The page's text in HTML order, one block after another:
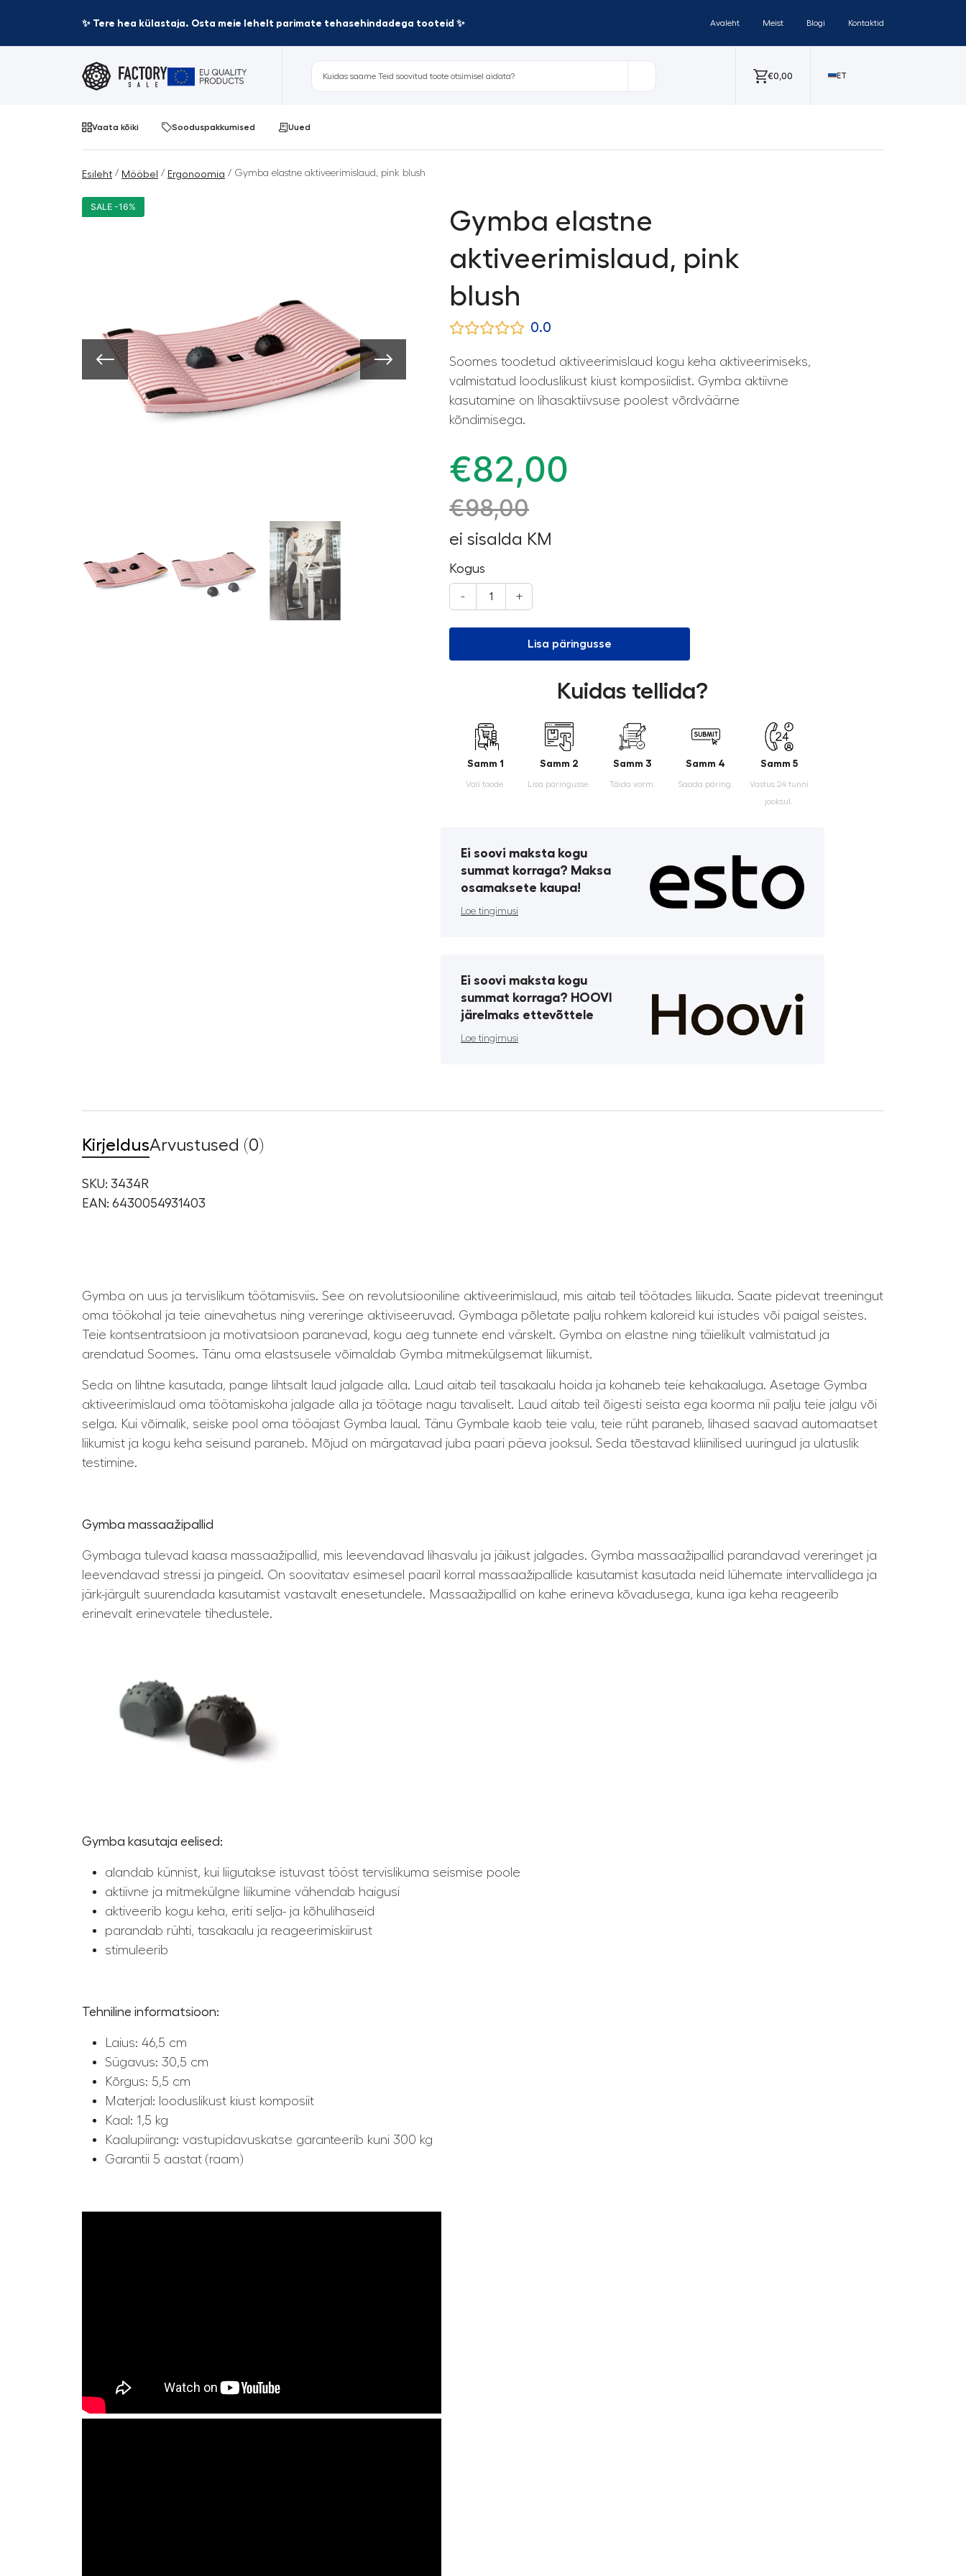
✨ Tere hea külastaja. Osta meie lehelt parimate tehasehindadega tooteid ✨ Avaleht Meist Blogi Kontaktid
€0,00 ET
Vaata kõiki Sooduspakkumised Uued
Esileht / Mööbel / Ergonoomia / Gymba elastne aktiveerimislaud, pink blush
SALE -16%
Gymba elastne
aktiveerimislaud, pink
blush
0.0
Soomes toodetud aktiveerimislaud kogu keha aktiveerimiseks,
valmistatud looduslikust kiust komposiidist. Gymba aktiivne
kasutamine on lihasaktiivsuse poolest võrdväärne
kõndimisega.
€82,00
€98,00
ei sisalda KM
Kogus
- +
Lisa päringusse
Kuidas tellida?
Samm 1
Vali toode.
Samm 2
Lisa päringusse.
Samm 3
Täida vorm.
Samm 4
Saada päring.
Samm 5
Vastus 24 tunni
jooksul.
Ei soovi maksta kogu
summat korraga? Maksa
osamaksete kaupa!
Loe tingimusi
Ei soovi maksta kogu
summat korraga? HOOVI
järelmaks ettevõttele
Loe tingimusi
KirjeldusArvustused (0)
SKU: 3434R
EAN: 6430054931403
Gymba on uus ja tervislikum töötamisviis. See on revolutsiooniline aktiveerimislaud, mis aitab teil töötades liikuda. Saate pidevat treeningut
oma töökohal ja teie ainevahetus ning vereringe aktiviseeruvad. Gymbaga põletate palju rohkem kaloreid kui istudes või paigal seistes.
Teie kontsentratsioon ja motivatsioon paranevad, kogu aeg tunnete end värskelt. Gymba on elastne ning täielikult valmistatud ja
arendatud Soomes. Tänu oma elastsusele võimaldab Gymba mitmekülgsemat liikumist.
Seda on lihtne kasutada, pange lihtsalt laud jalgade alla. Laud aitab teil tasakaalu hoida ja kohaneb teie kehakaaluga. Asetage Gymba
aktiveerimislaud oma töötamiskoha jalgade alla ja töötage nagu tavaliselt. Laud aitab teil õigesti seista ega koorma nii palju teie jalgu või
selga. Kui võimalik, seiske pool oma tööajast Gymba laual. Tänu Gymbale kaob teie valu, teie rüht paraneb, lihased saavad automaatset
liikumist ja kogu keha seisund paraneb. Mõjud on märgatavad juba paari päeva jooksul. Seda tõestavad kliinilised uuringud ja ulatuslik
testimine.
Gymba massaažipallid
Gymbaga tulevad kaasa massaažipallid, mis leevendavad lihasvalu ja jäikust jalgades. Gymba massaažipallid parandavad vereringet ja
leevendavad stressi ja pingeid. On soovitatav esimesel paaril korral massaažipallide kasutamist kasutada neid lühemate intervallidega ja
järk-järgult suurendada kasutamist vastavalt enesetundele. Massaažipallid on kahe erineva kõvadusega, kuna iga keha reageerib
erinevalt erinevatele tihedustele.
Gymba kasutaja eelised:
alandab künnist, kui liigutakse istuvast tööst tervislikuma seismise poole
aktiivne ja mitmekülgne liikumine vähendab haigusi
aktiveerib kogu keha, eriti selja- ja kõhulihaseid
parandab rühti, tasakaalu ja reageerimiskiirust
stimuleerib
Tehniline informatsioon:
Laius: 46,5 cm
Sügavus: 30,5 cm
Kõrgus: 5,5 cm
Materjal: looduslikust kiust komposiit
Kaal: 1,5 kg
Kaalupiirang: vastupidavuskatse garanteerib kuni 300 kg
Garantii 5 aastat (raam)